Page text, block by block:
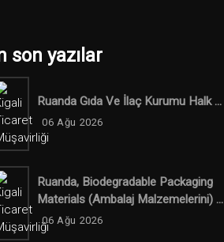
son yazılar
Ruanda Gıda Ve İlaç Kurumu Halk ...
06 Ağu 2026
Ruanda, Biodegradable Packaging
Materials (ambalaj Malzemelerini) ...
06 Ağu 2026